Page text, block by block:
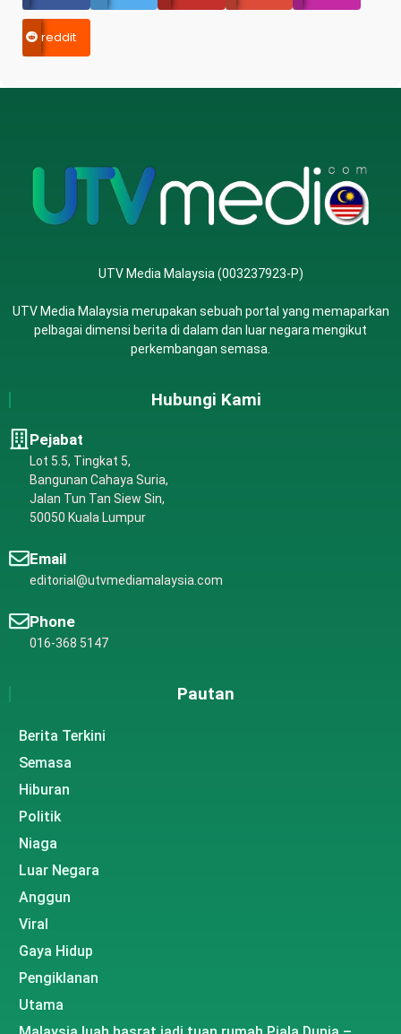
reddit
UTV Media Malaysia (003237923-P)
UTV Media Malaysia merupakan sebuah portal yang memaparkan
pelbagai dimensi berita di dalam dan luar negara mengikut
perkembangan semasa.
Hubungi Kami
Pejabat
Lot 5.5, Tingkat 5,
Bangunan Cahaya Suria,
Jalan Tun Tan Siew Sin,
50050 Kuala Lumpur
Email
editorial@utvmediamalaysia.com
Phone
016-368 5147
Pautan
Berita Terkini
Semasa
Hiburan
Politik
Niaga
Luar Negara
Anggun
Viral
Gaya Hidup
Pengiklanan
Utama